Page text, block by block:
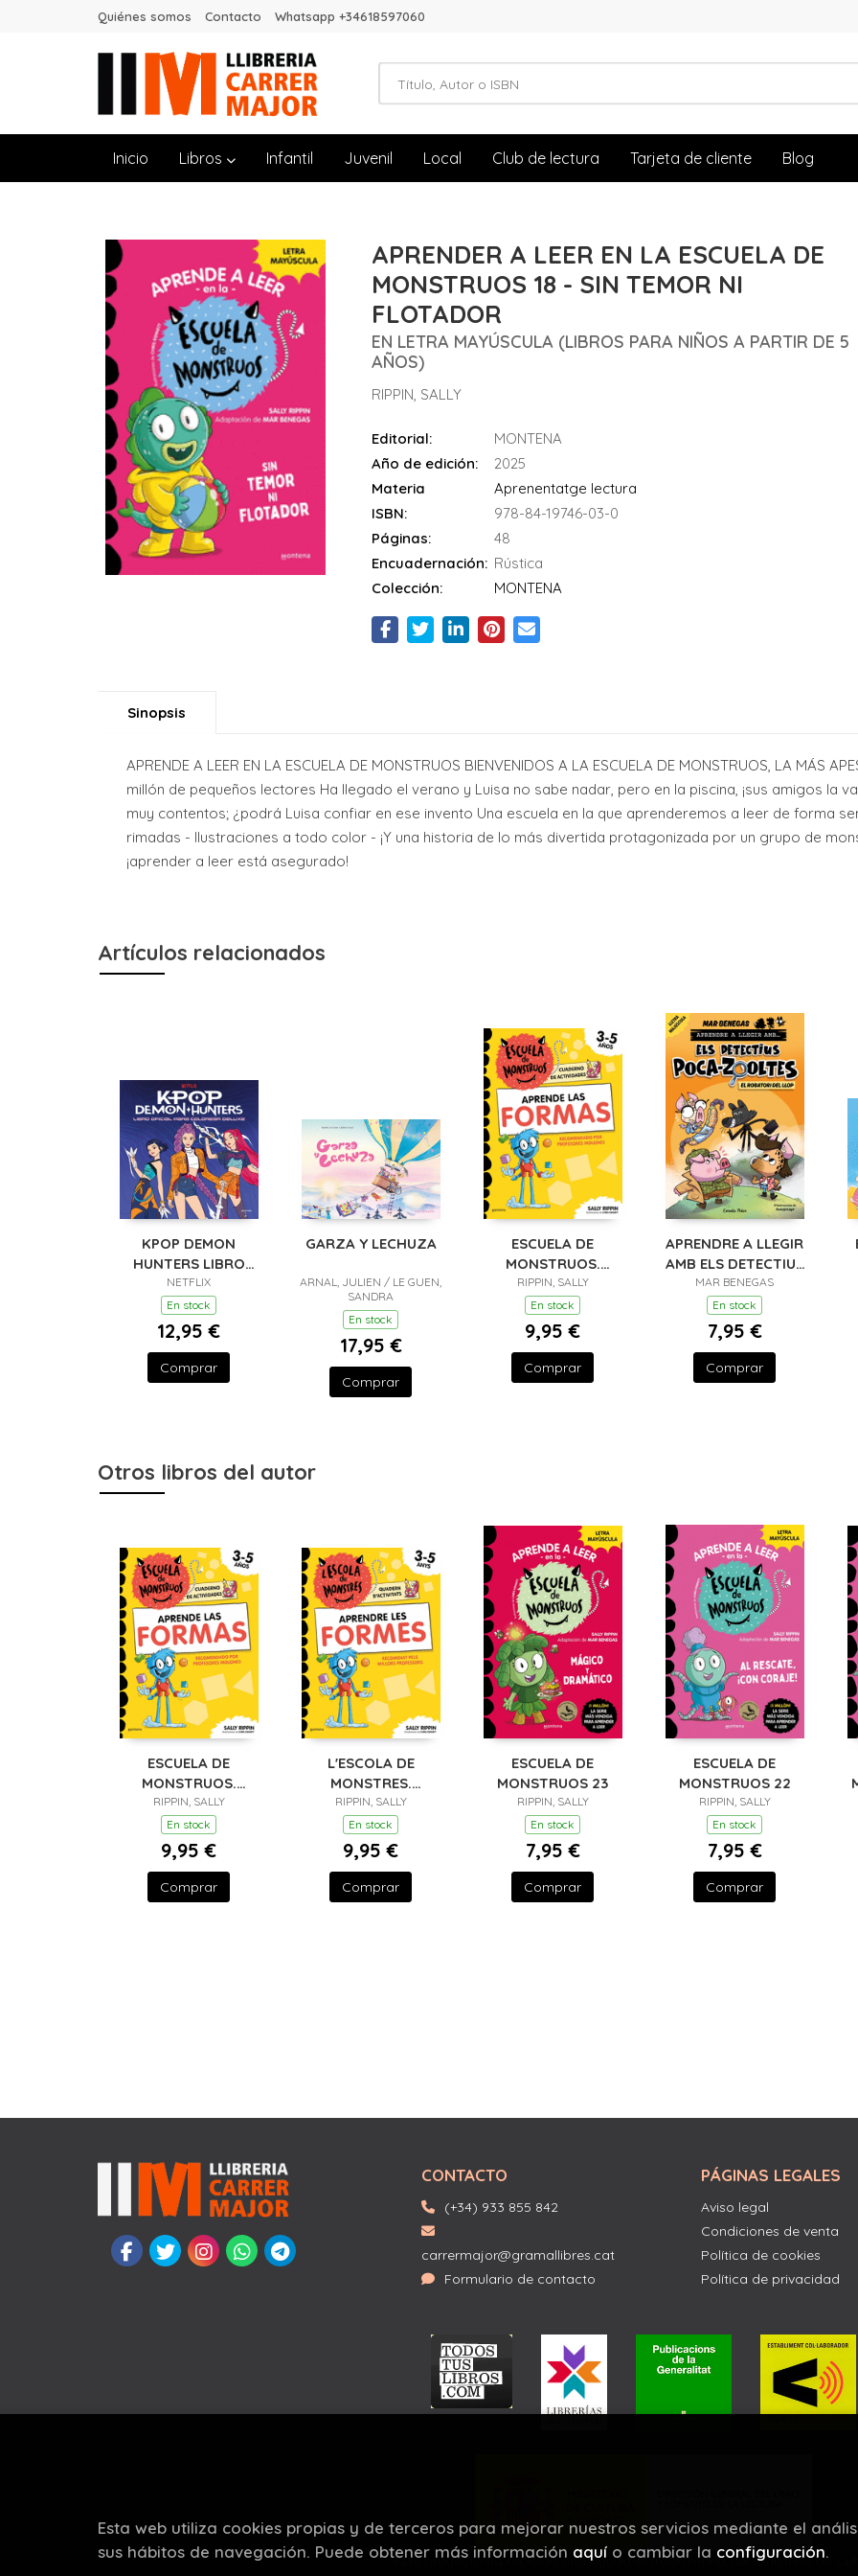
Quiénes somos Contacto Whatsapp +34618597060
Inicio Libros Infantil Juvenil Local Club de lectura Tarjeta de cliente Blog
APRENDER A LEER EN LA ESCUELA DE
MONSTRUOS 18 - SIN TEMOR NI
FLOTADOR
EN LETRA MAYÚSCULA (LIBROS PARA NIÑOS A PARTIR DE 5
AÑOS)
RIPPIN, SALLY
Editorial:
MONTENA
Año de edición:
2025
Materia
Aprenentatge lectura
ISBN:
978-84-19746-03-0
Páginas:
48
Encuadernación: Rústica
Colección:
MONTENA
Sinopsis
APRENDE A LEER EN LA ESCUELA DE MONSTRUOS BIENVENIDOS A LA ESCUELA DE MONSTRUOS, LA MÁS
millón de pequeños lectores Ha llegado el verano y Luisa no sabe nadar, pero en la piscina, ¡sus amigos la
muy contentos; ¿podrá Luisa confiar en ese invento Una escuela en la que aprenderemos a leer de forma
rimadas - Ilustraciones a todo color - ¡Y una historia de lo más divertida protagonizada por un grupo de
¡aprender a leer está asegurado!
Artículos relacionados
KPOP DEMON
HUNTERS LIBRO
PARA COLOREAR
NETFLIX
En stock
12,95 €
Comprar
GARZA Y LECHUZA
ARNAL, JULIEN / LE GUEN,
SANDRA
En stock
17,95 €
Comprar
ESCUELA DE
MONSTRUOS.
CUADERNO DE
ACTIVIDADES -
APRENDE LAS
FORMAS
RIPPIN, SALLY
En stock
9,95 €
Comprar
APRENDRE A LLEGIR
AMB ELS DETECTIUS
POCA-ZOOLTES 11.
EL ROBATORI DEL
LLOP
MAR BENEGAS
En stock
7,95 €
Comprar
Otros libros del autor
ESCUELA DE
MONSTRUOS.
CUADERNO DE
ACTIVIDADES -
APRENDE LAS
FORMAS
RIPPIN, SALLY
En stock
9,95 €
Comprar
L'ESCOLA DE
MONSTRES.
QUADERN
D'ACTIVITATS -
APRENDRE LES
FORMES
RIPPIN, SALLY
En stock
9,95 €
Comprar
ESCUELA DE
MONSTRUOS 23
RIPPIN, SALLY
En stock
7,95 €
Comprar
ESCUELA DE
MONSTRUOS 22
RIPPIN, SALLY
En stock
7,95 €
Comprar
CONTACTO
(+34) 933 855 842
carrermajor@gramallibres.cat
Formulario de contacto
PÁGINAS LEGALES
Aviso legal
Condiciones de venta
Política de cookies
Política de privacidad
Este proyecto ha recibido una ayuda extraordinaria del Ministerio de
Esta web utiliza cookies propias y de terceros para mejorar nuestros servicios mediante el
sus hábitos de navegación. Puede obtener más información aquí o cambiar la configuración.